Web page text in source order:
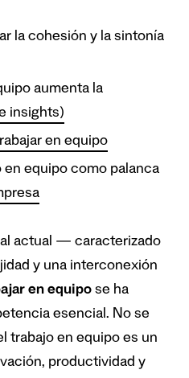
la cohesión y la sintonía
aumenta la
insights)
en equipo
equipo como palanca
actual — caracterizado
y una interconexión
en equipo se ha
esencial. No se
trabajo en equipo es un
productividad y